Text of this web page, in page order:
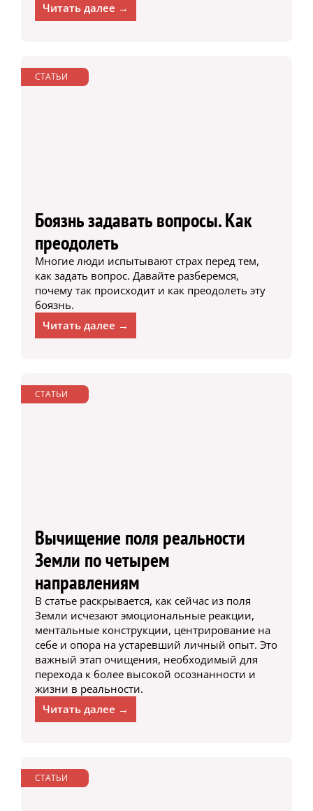
Читать далее →
СТАТЬИ
Боязнь задавать вопросы. Как
преодолеть
Многие люди испытывают страх перед тем,
как задать вопрос. Давайте разберемся,
почему так происходит и как преодолеть эту
боязнь.
Читать далее →
СТАТЬИ
Вычищение поля реальности
Земли по четырем
направлениям
В статье раскрывается, как сейчас из поля
Земли исчезают эмоциональные реакции,
ментальные конструкции, центрирование на
себе и опора на устаревший личный опыт. Это
важный этап очищения, необходимый для
перехода к более высокой осознанности и
жизни в реальности.
Читать далее →
СТАТЬИ